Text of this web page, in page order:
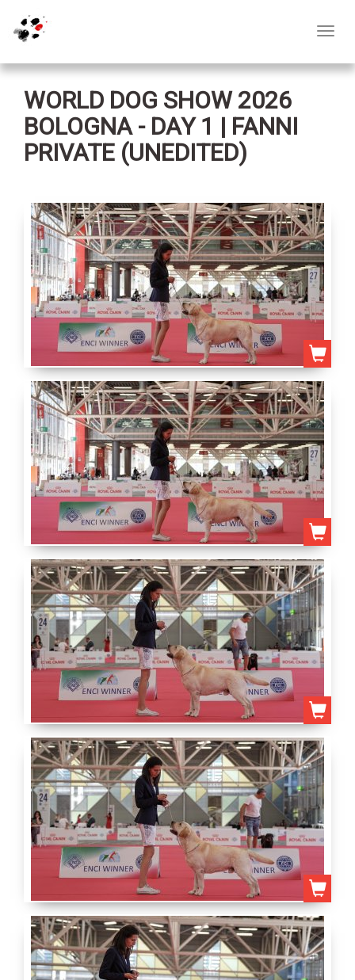
WORLD DOG SHOW 2026
BOLOGNA - DAY 1 | FANNI
PRIVATE (UNEDITED)